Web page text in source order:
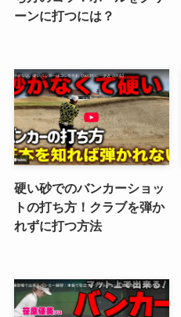
ーンに打つには？
硬い砂でのバンカーショッ
トの打ち方！クラブを弾か
れずに打つ方法